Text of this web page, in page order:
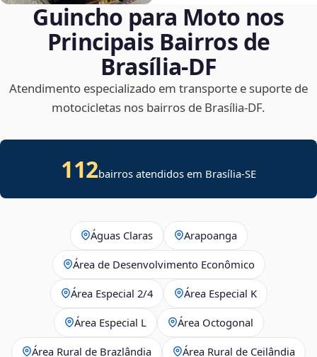
Guincho para Moto nos
Principais Bairros de
Brasília‑DF
Atendimento especializado em transporte e suporte de
motocicletas nos bairros de Brasília‑DF.
112bairros atendidos em Brasília-SE
Águas Claras Arapoanga
Área de Desenvolvimento Econômico
Área Especial 2/4 Área Especial K
Área Especial L Área Octogonal
Área Rural de Brazlândia Área Rural de Ceilândia